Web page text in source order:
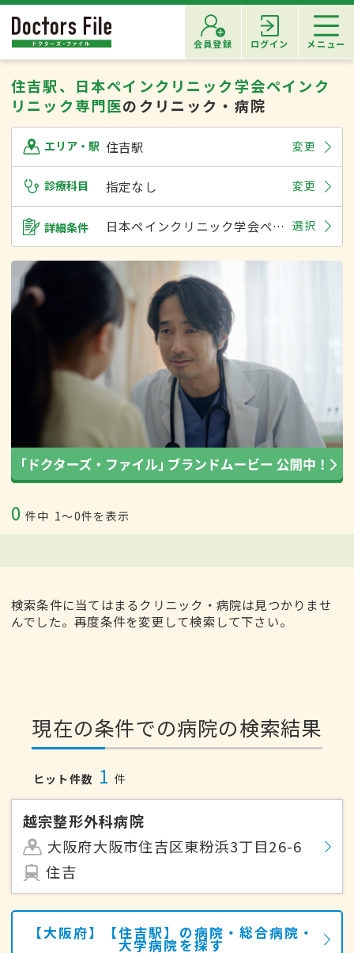
会員登録 ログイン メニュー
住吉駅、日本ペインクリニック学会ペインク
リニック専門医のクリニック・病院
エリア・駅 住吉駅 変更
診療科目 指定なし 変更
詳細条件 日本ペインクリニック学会ペインクリニック専門医 選択
0 件中 1〜0件を表示
検索条件に当てはまるクリニック・病院は見つかりませ
んでした。再度条件を変更して検索して下さい。
現在の条件での病院の検索結果
ヒット件数 1 件
越宗整形外科病院
大阪府大阪市住吉区東粉浜3丁目26-6
住吉
【大阪府】【住吉駅】の病院・総合病院・
大学病院を探す